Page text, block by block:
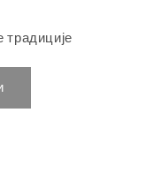
традиције